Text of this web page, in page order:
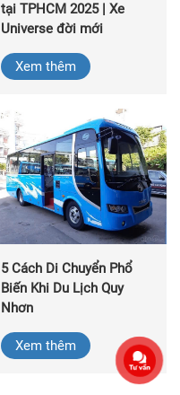
tại TPHCM 2025 | Xe
Universe đời mới
Xem thêm
5 Cách Di Chuyển Phổ
Biến Khi Du Lịch Quy
Nhơn
Xem thêm